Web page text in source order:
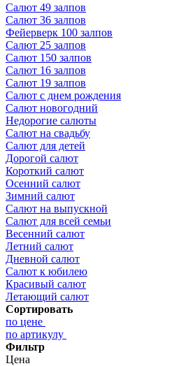
Салют 49 залпов
Салют 36 залпов
Фейерверк 100 залпов
Салют 25 залпов
Салют 150 залпов
Салют 16 залпов
Салют 19 залпов
Салют с днем рождения
Салют новогодний
Недорогие салюты
Салют на свадьбу
Салют для детей
Дорогой салют
Короткий салют
Осенний салют
Зимний салют
Салют на выпускной
Салют для всей семьи
Весенний салют
Летний салют
Дневной салют
Салют к юбилею
Красивый салют
Летающий салют
Сортировать
по цене
по артикулу
Фильтр
Цена